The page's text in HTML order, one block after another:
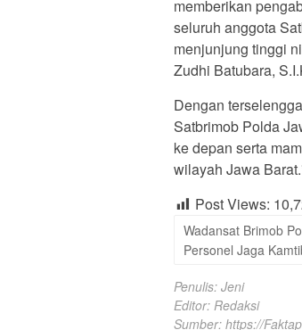
memberikan
seluruh anggota
menjunjung tinggi
Zudhi Batubara,
Dengan
Satbrimob Polda
ke depan serta
wilayah Jawa
Post Views:
Wadansat Brimob
Personel Jaga
Penulis: Jeni
Editor: Redaksi
Sumber: https://